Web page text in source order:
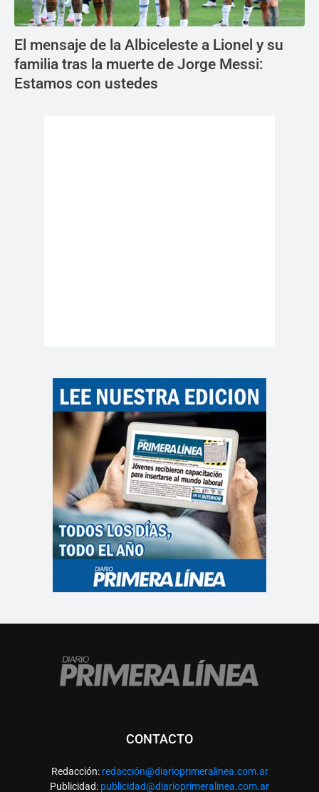
El mensaje de la Albiceleste a Lionel y su
familia tras la muerte de Jorge Messi:
Estamos con ustedes
CONTACTO
Redacción: redacción@diarioprimeralinea.com.ar
Publicidad: publicidad@diarioprimeralinea.com.ar